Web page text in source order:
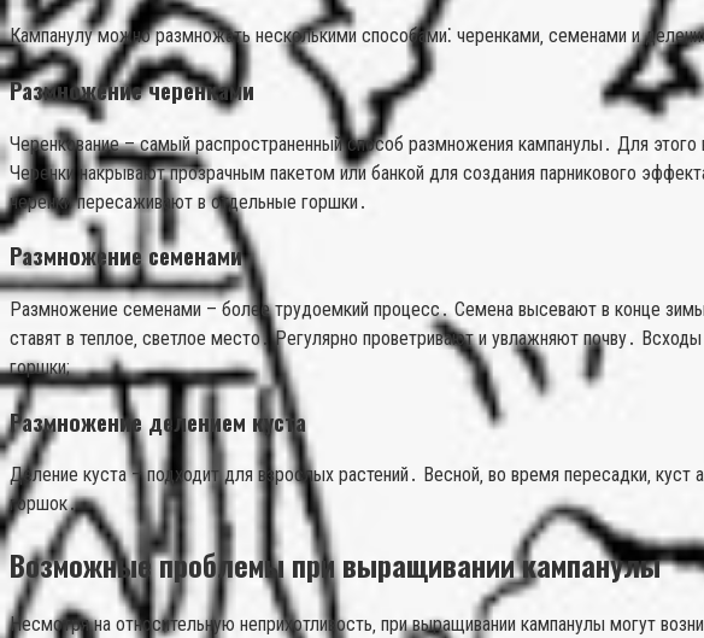
Кампанулу можно размножать несколькими способами⁚ черенками‚ семенами и
Размножение черенками
Черенкование – самый распространенный способ размножения кампанулы․ Для
Черенки накрывают прозрачным пакетом или банкой для создания парникового
черенки пересаживают в отдельные горшки․
Размножение семенами
Размножение семенами – более трудоемкий процесс․ Семена высевают в конце зимы
ставят в теплое‚ светлое место․ Регулярно проветривают и увлажняют почву․
горшки;
Размножение делением куста
Деление куста – подходит для взрослых растений․ Весной‚ во время пересадки‚
горшок․
Возможные проблемы при выращивании кампанулы
Несмотря на относительную неприхотливость‚ при выращивании кампанулы могут